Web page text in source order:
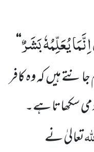
یُعَلِّمُهٗ بَشَرٌ‘‘
ہیںکہ وہ کافر
سکھاتا ہے۔
تعالیٰ نے